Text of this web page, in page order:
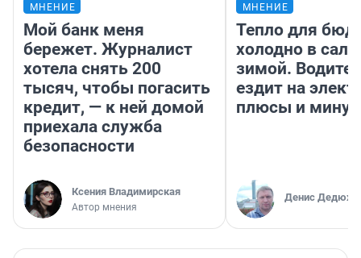
МНЕНИЕ
Мой банк меня
бережет. Журналист
хотела снять 200
тысяч, чтобы погасить
кредит, — к ней домой
приехала служба
безопасности
Ксения Владимирская
Автор мнения
МНЕНИЕ
Тепло для
холодно в
зимой.
ездит на
плюсы и
Денис